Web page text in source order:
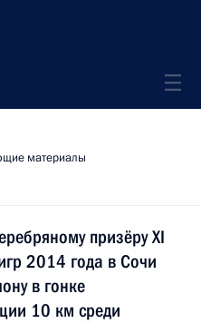
материалы
призёру XI
2014 года в Сочи
в гонке
10 км среди